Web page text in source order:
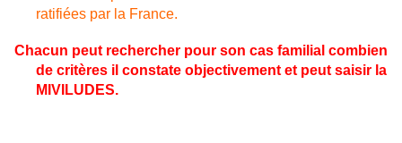
ratifiées par la France.
Chacun peut rechercher pour son cas familial combien
de critères il constate objectivement et peut saisir la
MIVILUDES.